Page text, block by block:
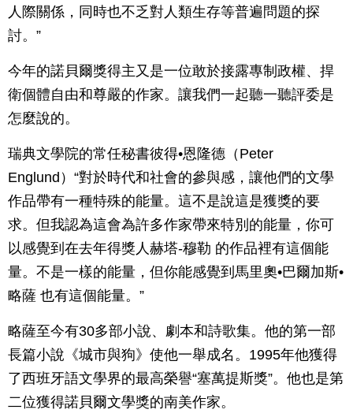
人際關係，同時也不乏對人類生存等普遍問題的探
討。”
今年的諾貝爾獎得主又是一位敢於接露專制政權、捍
衛個體自由和尊嚴的作家。讓我們一起聽一聽評委是
怎麼說的。
瑞典文學院的常任秘書彼得•恩隆德（Peter
Englund）“對於時代和社會的參與感，讓他們的文學
作品帶有一種特殊的能量。這不是說這是獲獎的要
求。但我認為這會為許多作家帶來特別的能量，你可
以感覺到在去年得獎人赫塔-穆勒 的作品裡有這個能
量。不是一樣的能量，但你能感覺到馬里奧•巴爾加斯•
略薩 也有這個能量。”
略薩至今有30多部小說、劇本和詩歌集。他的第一部
長篇小說《城市與狗》使他一舉成名。1995年他獲得
了西班牙語文學界的最高榮譽“塞萬提斯獎”。他也是第
二位獲得諾貝爾文學獎的南美作家。